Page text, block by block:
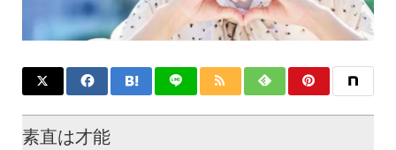
素直は才能